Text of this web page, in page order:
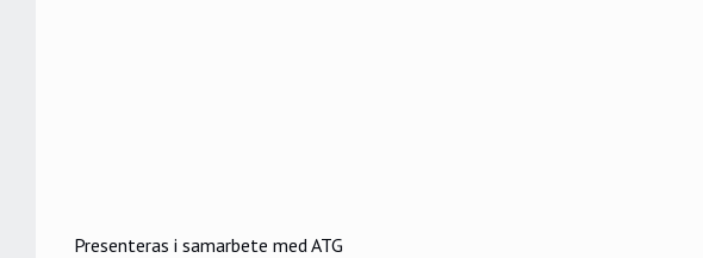
Presenteras i samarbete med ATG